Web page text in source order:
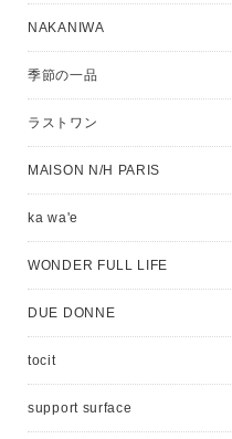
NAKANIWA
季節の一品
ラストワン
MAISON N/H PARIS
ka wa'e
WONDER FULL LIFE
DUE DONNE
tocit
support surface